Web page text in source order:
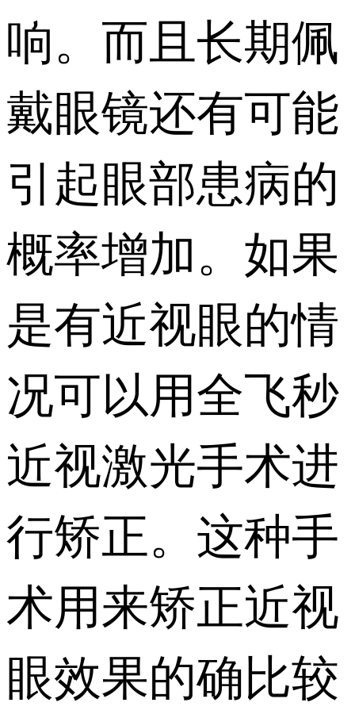
响。而且长期佩
戴眼镜还有可能
引起眼部患病的
概率增加。如果
是有近视眼的情
况可以用全飞秒
近视激光手术进
行矫正。这种手
术用来矫正近视
眼效果的确比较